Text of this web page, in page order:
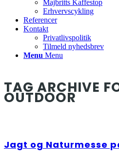
Majbritts Kaffestop
Erhvervscykling
Referencer
Kontakt
Privatlivspolitik
Tilmeld nyhedsbrev
Menu Menu
TAG ARCHIVE
OUTDOOR
Jagt og Naturmesse